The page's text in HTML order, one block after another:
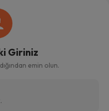
Giriniz
emin olun.